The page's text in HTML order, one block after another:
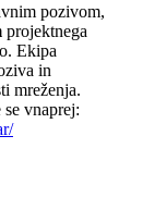
pozivom,
projektnega
Ekipa
in
mreženja.
vnaprej: